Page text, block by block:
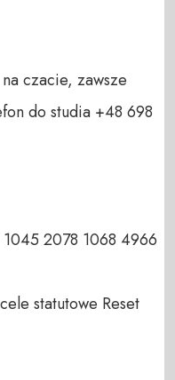
czacie, zawsze
do studia +48 698
2078 1068 4966
statutowe Reset